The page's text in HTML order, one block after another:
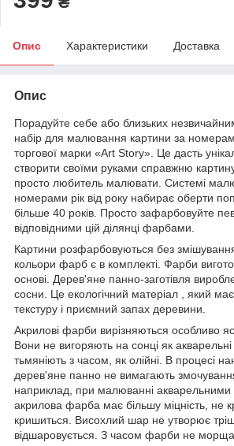
Опис Характеристики Доставка
Опис
Порадуйте себе або близьких
набір для малювання картини за
торгової марки «Art Story». Це дасть
створити своїми руками справжню
просто любитель малювати. Системі
номерами рік від року набирає оберти
більше 40 років. Просто зафарбовуйте
відповідними цій ділянці фарбами.
Картини розфарбовуються без
кольори фарб є в комплекті. Фарби
основі. Дерев'яне панно-заготівля
сосни. Це екологічний матеріал , який
текстуру і приємний запах деревини.
Акрилові фарби вирізняються особливо
Вони не вигоряють на сонці як
тьмяніють з часом, як олійні. В процесі
дерев'яне панно не вимагають
наприклад, при малюванні
акрилова фарба має більшу міцність, не
кришиться. Висохлий шар не утворює
відшаровується. З часом фарби не